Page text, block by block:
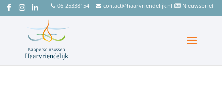
06-25338154 contact@haarvriendelijk.nl Nieuwsbrief